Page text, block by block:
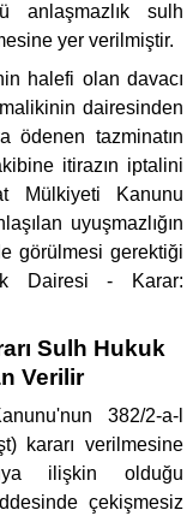
anlaşmazlık sulh
yer verilmiştir.
halefi olan davacı
dairesinden
ödenen tazminatın
itirazın iptalini
Mülkiyeti Kanunu
uyuşmazlığın
görülmesi gerektiği
Dairesi - Karar:
Sulh Hukuk
Verilir
382/2-a-l
kararı verilmesine
ilişkin olduğu
çekişmesiz